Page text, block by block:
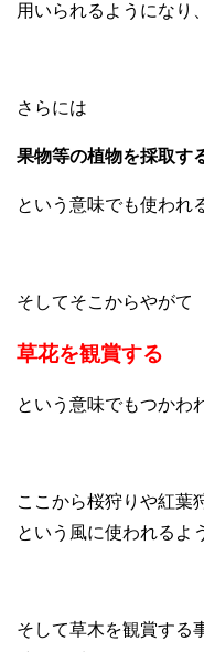
用いられるようになり、
さらには
果物等の植物を採取す
という意味でも使われ
そしてそこからやがて
草花を観賞する
という意味でもつかわ
ここから桜狩りや紅葉
という風に使われるよ
そして草木を観賞する